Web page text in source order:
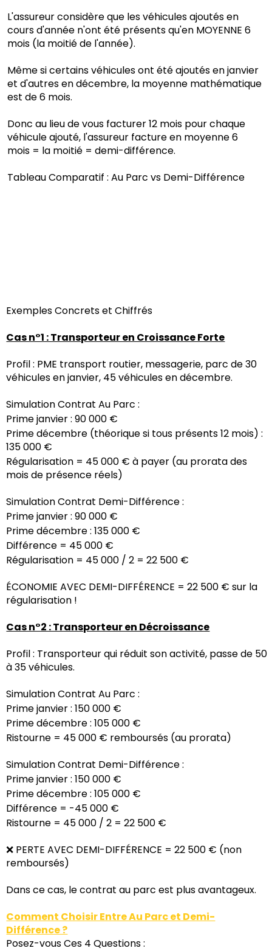
L'assureur considère que les véhicules ajoutés en
cours d'année n'ont été présents qu'en MOYENNE 6
mois (la moitié de l'année).
Même si certains véhicules ont été ajoutés en janvier
et d'autres en décembre, la moyenne mathématique
est de 6 mois.
Donc au lieu de vous facturer 12 mois pour chaque
véhicule ajouté, l'assureur facture en moyenne 6
mois = la moitié = demi-différence.
Tableau Comparatif : Au Parc vs Demi-Différence
Exemples Concrets et Chiffrés
Cas n°1 : Transporteur en Croissance Forte
Profil : PME transport routier, messagerie, parc de 30
véhicules en janvier, 45 véhicules en décembre.
Simulation Contrat Au Parc :
Prime janvier : 90 000 €
Prime décembre (théorique si tous présents 12 mois) :
135 000 €
Régularisation = 45 000 € à payer (au prorata des
mois de présence réels)
Simulation Contrat Demi-Différence :
Prime janvier : 90 000 €
Prime décembre : 135 000 €
Différence = 45 000 €
Régularisation = 45 000 / 2 = 22 500 €
ÉCONOMIE AVEC DEMI-DIFFÉRENCE = 22 500 € sur la
régularisation !
Cas n°2 : Transporteur en Décroissance
Profil : Transporteur qui réduit son activité, passe de 50
à 35 véhicules.
Simulation Contrat Au Parc :
Prime janvier : 150 000 €
Prime décembre : 105 000 €
Ristourne = 45 000 € remboursés (au prorata)
Simulation Contrat Demi-Différence :
Prime janvier : 150 000 €
Prime décembre : 105 000 €
Différence = -45 000 €
Ristourne = 45 000 / 2 = 22 500 €
❌ PERTE AVEC DEMI-DIFFÉRENCE = 22 500 € (non
remboursés)
Dans ce cas, le contrat au parc est plus avantageux.
Comment Choisir Entre Au Parc et Demi-
Différence ?
Posez-vous Ces 4 Questions :